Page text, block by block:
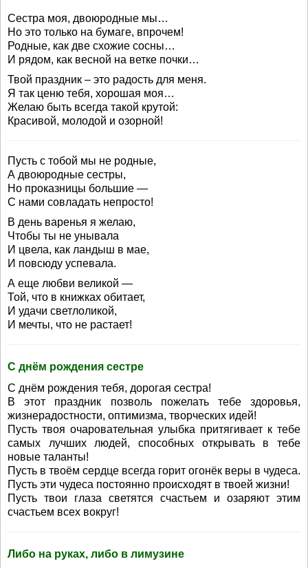
Сестра моя, двоюродные мы…
Но это только на бумаге, впрочем!
Родные, как две схожие сосны…
И рядом, как весной на ветке почки…
Твой праздник – это радость для меня.
Я так ценю тебя, хорошая моя…
Желаю быть всегда такой крутой:
Красивой, молодой и озорной!
Пусть с тобой мы не родные,
А двоюродные сестры,
Но проказницы большие —
С нами совладать непросто!
В день варенья я желаю,
Чтобы ты не унывала
И цвела, как ландыш в мае,
И повсюду успевала.
А еще любви великой —
Той, что в книжках обитает,
И удачи светлоликой,
И мечты, что не растает!
С днём рождения сестре
С днём рождения тебя, дорогая сестра!
В этот праздник позволь пожелать тебе здоровья,
жизнерадостности, оптимизма, творческих идей!
Пусть твоя очаровательная улыбка притягивает к тебе
самых лучших людей, способных открывать в тебе
новые таланты!
Пусть в твоём сердце всегда горит огонёк веры в чудеса.
Пусть эти чудеса постоянно происходят в твоей жизни!
Пусть твои глаза светятся счастьем и озаряют этим
счастьем всех вокруг!
Либо на руках, либо в лимузине